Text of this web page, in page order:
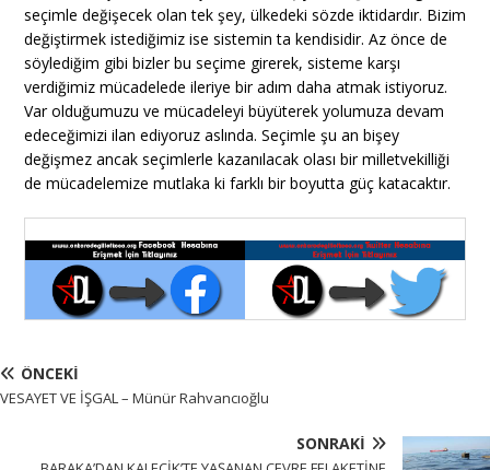
seçimle değişecek olan tek şey, ülkedeki sözde iktidardır. Bizim
değiştirmek istediğimiz ise sistemin ta kendisidir. Az önce de
söylediğim gibi bizler bu seçime girerek, sisteme karşı
verdiğimiz mücadelede ileriye bir adım daha atmak istiyoruz.
Var olduğumuzu ve mücadeleyi büyüterek yolumuza devam
edeceğimizi ilan ediyoruz aslında. Seçimle şu an bişey
değişmez ancak seçimlerle kazanılacak olası bir milletvekilliği
de mücadelemize mutlaka ki farklı bir boyutta güç katacaktır.
ÖNCEKI
VESAYET VE İŞGAL – Münür Rahvancıoğlu
SONRAKI